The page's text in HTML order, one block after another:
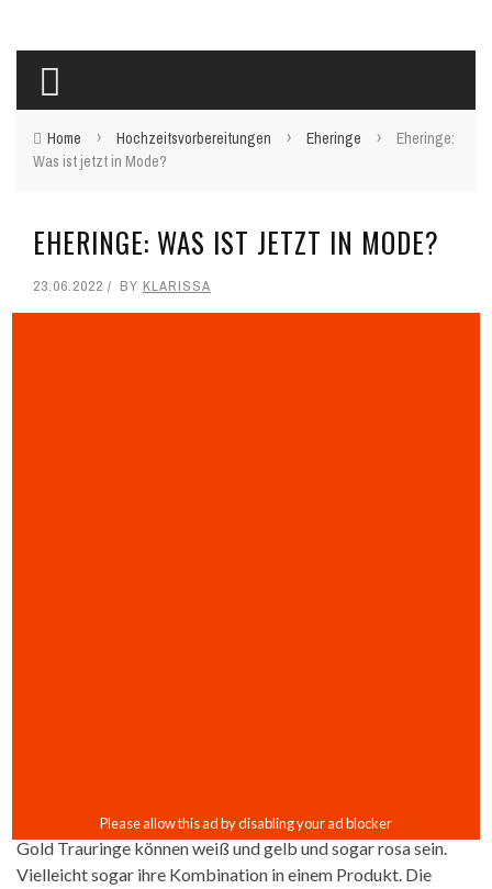
Home › Hochzeitsvorbereitungen › Eheringe ›
Eheringe:
Was ist jetzt in Mode?
EHERINGE: WAS IST JETZT IN MODE?
23.06.2022 BY KLARISSA
Gold Trauringe können weiß und gelb und sogar rosa sein.
Vielleicht sogar ihre Kombination in einem Produkt. Die